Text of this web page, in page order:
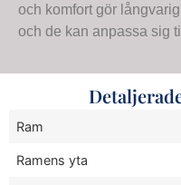
och komfort gör
och de kan anpassa sig
Ram
Ramens yta